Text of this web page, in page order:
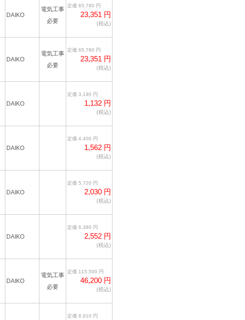
DAIKO
電気工事
必要
定価 65,780 円
23,351 円
(税込)
DAIKO
電気工事
必要
定価 65,780 円
23,351 円
(税込)
DAIKO
定価 3,190 円
1,132 円
(税込)
DAIKO
定価 4,400 円
1,562 円
(税込)
DAIKO
定価 5,720 円
2,030 円
(税込)
DAIKO
定価 6,380 円
2,552 円
(税込)
DAIKO
電気工事
必要
定価 115,500 円
46,200 円
(税込)
定価 8,910 円